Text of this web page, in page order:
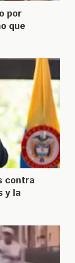
por
que
contra
y la